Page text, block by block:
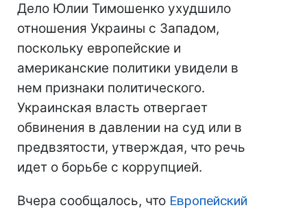
Дело Юлии Тимошенко ухудшило
отношения Украины с Западом,
поскольку европейские и
американские политики увидели в
нем признаки политического.
Украинская власть отвергает
обвинения в давлении на суд или в
предвзятости, утверждая, что речь
идет о борьбе с коррупцией.
Вчера сообщалось, что Европейский